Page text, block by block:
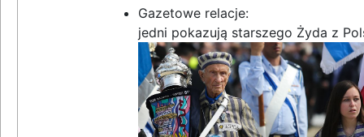
Gazetowe relacje:
jedni pokazują starszego Żyda z